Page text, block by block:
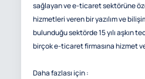
sağlayan ve e-ticaret sektörüne
hizmetleri veren bir yazılım ve
bulunduğu sektörde 15 yılı aşkın
birçok e-ticaret firmasına hizmet
Daha fazlası için :